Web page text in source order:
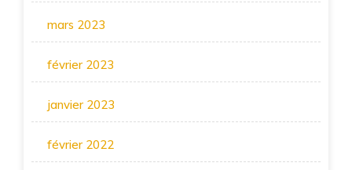
mars 2023
février 2023
janvier 2023
février 2022